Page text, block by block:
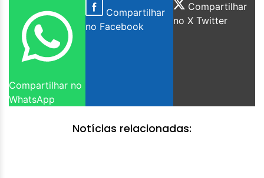
Compartilhar no
WhatsApp
Compartilhar
no Facebook
Compartilhar
no X Twitter
Notícias relacionadas: